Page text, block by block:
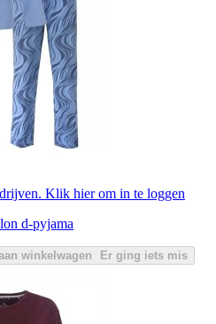
Klik hier om in te loggen
d-pyjama
winkelwagen Er ging iets mis